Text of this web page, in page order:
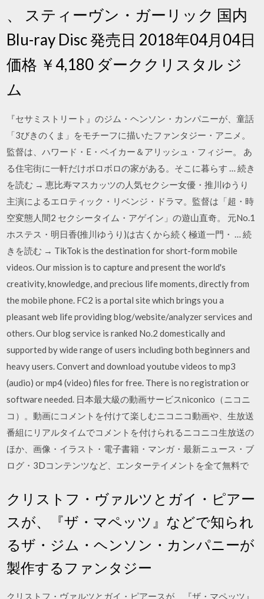
、 スティーヴン・ガーリック 国内
Blu-ray Disc 発売日 2018年04月04日
価格 ￥4,180 ダーククリスタル ジ
ム
『セサミストリート』のジム・ヘンソン・カンパニーが、童話
「3びきのくま」をモチーフに描いたファンタジー・アニメ。
監督は、ハワード・E・ベイカー＆アリッシュ・フィジー。 あ
る住宅街に一軒だけボロボロの家がある。そこに暮らす … 続き
を読む → 恵比寿マスカッツの人気セクシー女優・推川ゆうり
主演によるエロティック・リベンジ・ドラマ。監督は「超・時
空変態人間2 セクシータイム・アゲイン」の遊山直奇。 元No.1
ホステス・明日香(推川ゆうり)は古くから続く極道一門・ … 続
きを読む → TikTok is the destination for short-form mobile
videos. Our mission is to capture and present the world's
creativity, knowledge, and precious life moments, directly from
the mobile phone. FC2 is a portal site which brings you a
pleasant web life providing blog/website/analyzer services and
others. Our blog service is ranked No.2 domestically and
supported by wide range of users including both beginners and
heavy users. Convert and download youtube videos to mp3
(audio) or mp4 (video) files for free. There is no registration or
software needed. 日本最大級の動画サービスniconico（ニコニ
コ）。動画にコメントを付けて楽しむニコニコ動画や、生放送
番組にリアルタイムでコメントを付けられるニコニコ生放送の
ほか、画像・イラスト・電子書籍・マンガ・最新ニュース・ブ
ログ・3Dコンテンツなど、エンターテイメントを全て無料で
クリストフ・ヴァルツとガイ・ピアー
スが、『ザ・マペッツ』などで知られ
るザ・ジム・ヘンソン・カンパニーが
製作するファンタジー
クリストフ・ヴァルツとガイ・ピアースが、『ザ・マペッツ』